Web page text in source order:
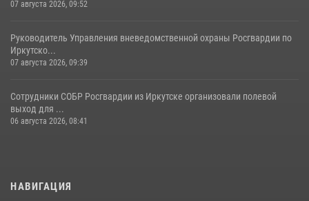
07 августа 2026, 09:52
Руководитель Управления вневедомственной охраны Росгвардии по
Иркутско...
07 августа 2026, 09:39
Сотрудники СОБР Росгвардии из Иркутске организовали полевой
выход для ...
06 августа 2026, 08:41
НАВИГАЦИЯ